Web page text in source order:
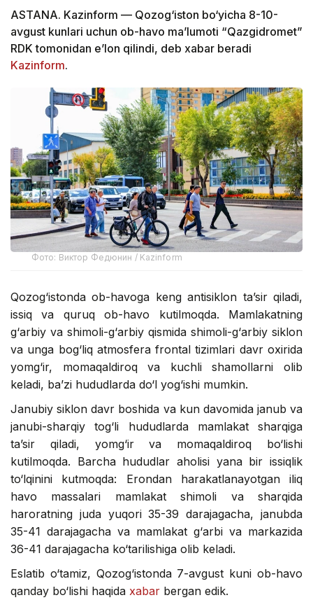
ASTANA. Kazinform — Qozog‘iston bo‘yicha 8-10-
avgust kunlari uchun ob-havo ma’lumoti “Qazgidromet”
RDK tomonidan e’lon qilindi, deb xabar beradi
Kazinform.
Фото: Виктор Федюнин / Kazinform
Qozog‘istonda ob-havoga keng antisiklon ta’sir qiladi,
issiq va quruq ob-havo kutilmoqda. Mamlakatning
g‘arbiy va shimoli-g‘arbiy qismida shimoli-g‘arbiy siklon
va unga bog‘liq atmosfera frontal tizimlari davr oxirida
yomg‘ir, momaqaldiroq va kuchli shamollarni olib
keladi, ba’zi hududlarda do‘l yog‘ishi mumkin.
Janubiy siklon davr boshida va kun davomida janub va
janubi-sharqiy tog‘li hududlarda mamlakat sharqiga
ta’sir qiladi, yomg‘ir va momaqaldiroq bo‘lishi
kutilmoqda. Barcha hududlar aholisi yana bir issiqlik
to‘lqinini kutmoqda: Erondan harakatlanayotgan iliq
havo massalari mamlakat shimoli va sharqida
haroratning juda yuqori 35-39 darajagacha, janubda
35-41 darajagacha va mamlakat g‘arbi va markazida
36-41 darajagacha ko‘tarilishiga olib keladi.
Eslatib o‘tamiz, Qozog‘istonda 7-avgust kuni ob-havo
qanday bo‘lishi haqida xabar bergan edik.